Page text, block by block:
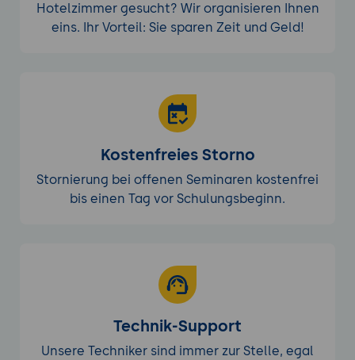
Hotelzimmer gesucht? Wir organisieren Ihnen
eins. Ihr Vorteil: Sie sparen Zeit und Geld!
Kostenfreies Storno
Stornierung bei offenen Seminaren kostenfrei
bis einen Tag vor Schulungsbeginn.
Technik-Support
Unsere Techniker sind immer zur Stelle, egal